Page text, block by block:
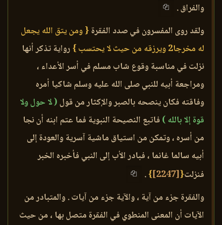
والفراق .
ولقد روى المفسرون في صدد الفقرة { ومن يتق الله يجعل
له مخرجا2 ويرزقه من حيث لا يحتسب }
رواية تذكر أنها
نزلت في مناسبة وقوع شاب مسلم في أسر الأعداء ،
ومراجعة أبيه للنبي صلى الله عليه وسلم شاكيا أمره
وفاقته فكان ينصحه بالصبر والإكثار من قول ( لا حول ولا
قوة إلا بالله ) فاتبع النصيحة النبوية فما عتم ابنه أن نجا
من أسره ، وتمكن من استياق ماشية آسرية والعودة إلى
أبيه سالما غانما ، فبادر الأب إلى النبي فأخبره الخبر
فنزلت{
[2247]
}
.
والفقرة جزء من آية ، والآية جزء من آيات . والمتبادر من
الآيات أن المعنى المنطوي في الفقرة متصل بها ، من حيث